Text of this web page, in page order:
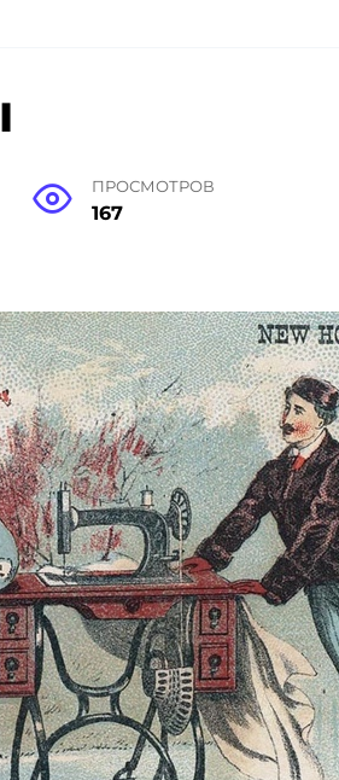
ПРОСМОТРОВ
167